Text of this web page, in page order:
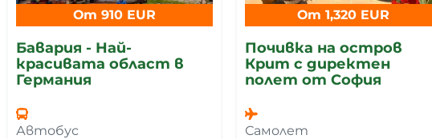
От 910 EUR
Бавария - Най-
красивата област в
Германия
Автобус
От 1,320 EUR
Почивка на остров
Крит с директен
полет от София
Самолет